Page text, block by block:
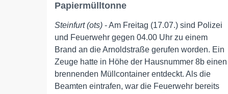
Papiermülltonne
Steinfurt (ots) - Am Freitag (17.07.) sind Polizei
und Feuerwehr gegen 04.00 Uhr zu einem
Brand an die Arnoldstraße gerufen worden. Ein
Zeuge hatte in Höhe der Hausnummer 8b einen
brennenden Müllcontainer entdeckt. Als die
Beamten eintrafen, war die Feuerwehr bereits